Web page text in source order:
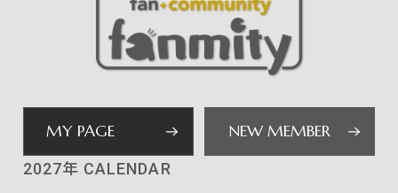
MY PAGE NEW MEMBER
2027年 CALENDAR